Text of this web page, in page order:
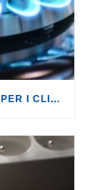
GAS: +19,2% LE BOLLETTE DEL GAS PER I CLIENTI IN SERVIZIO DI VULNERABILITÀ.